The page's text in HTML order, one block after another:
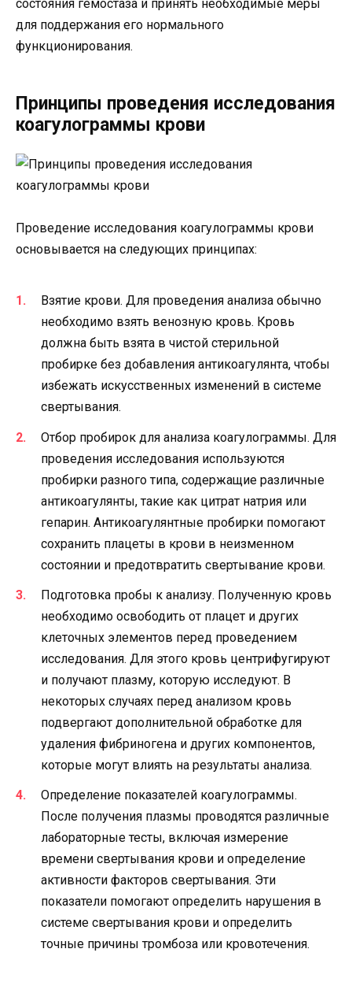
состояния гемостаза и принять необходимые меры
для поддержания его нормального
функционирования.
Принципы проведения исследования
коагулограммы крови
Проведение исследования коагулограммы крови
основывается на следующих принципах:
Взятие крови. Для проведения анализа обычно
необходимо взять венозную кровь. Кровь
должна быть взята в чистой стерильной
пробирке без добавления антикоагулянта, чтобы
избежать искусственных изменений в системе
свертывания.
Отбор пробирок для анализа коагулограммы. Для
проведения исследования используются
пробирки разного типа, содержащие различные
антикоагулянты, такие как цитрат натрия или
гепарин. Антикоагулянтные пробирки помогают
сохранить плацеты в крови в неизменном
состоянии и предотвратить свертывание крови.
Подготовка пробы к анализу. Полученную кровь
необходимо освободить от плацет и других
клеточных элементов перед проведением
исследования. Для этого кровь центрифугируют
и получают плазму, которую исследуют. В
некоторых случаях перед анализом кровь
подвергают дополнительной обработке для
удаления фибриногена и других компонентов,
которые могут влиять на результаты анализа.
Определение показателей коагулограммы.
После получения плазмы проводятся различные
лабораторные тесты, включая измерение
времени свертывания крови и определение
активности факторов свертывания. Эти
показатели помогают определить нарушения в
системе свертывания крови и определить
точные причины тромбоза или кровотечения.